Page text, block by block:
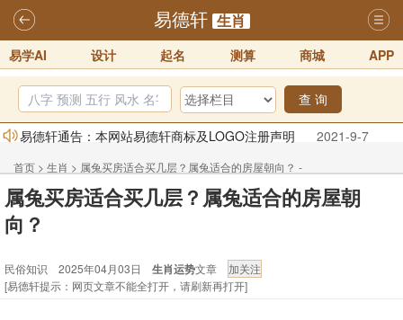
易德轩 生肖
易学AI 设计 起名 测算 商城 APP
查 询
易德轩通告：本网站易德轩商标及LOGO注册声明
2021-9-7
易德轩易学ai，ai批八字紫微命理相学，ai智能体客服系统开通，欢迎
体验！！
2025-07-01
易德轩网重构及升能完成，欢迎大家来体验新程序及感觉！！
2026年化太岁锦囊属马、鼠、牛、龙、兔、狗、鸡生肖化太岁开始预
订！！
2025-10-01
首页 > 生肖 > 属兔买房适合买几层？属兔适合的房屋朝向？ -
民俗知识
属兔买房适合买几层？属兔适合的房屋朝
向？
民俗知识 2025年04月03日 生肖运势文章
[易德轩提示：网页文章不能全打开，请刷新再打开]